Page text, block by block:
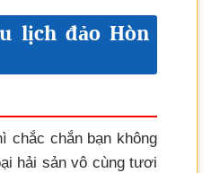
lịch đảo Hòn
chắc chắn bạn không
hải sản vô cùng tươi